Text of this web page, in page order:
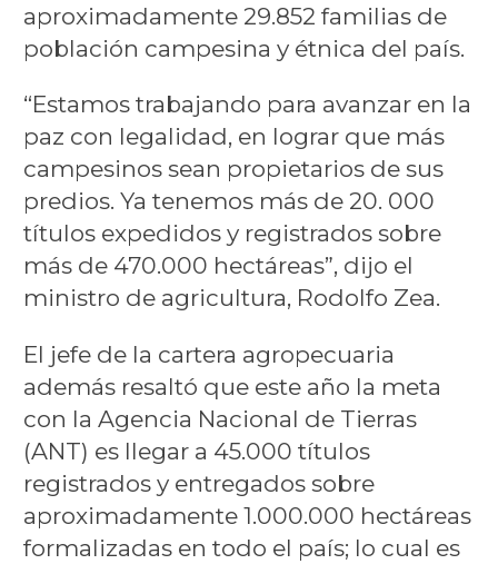
aproximadamente 29.852 familias de
población campesina y étnica del país.
“Estamos trabajando para avanzar en la
paz con legalidad, en lograr que más
campesinos sean propietarios de sus
predios. Ya tenemos más de 20. 000
títulos expedidos y registrados sobre
más de 470.000 hectáreas”, dijo el
ministro de agricultura, Rodolfo Zea.
El jefe de la cartera agropecuaria
además resaltó que este año la meta
con la Agencia Nacional de Tierras
(ANT) es llegar a 45.000 títulos
registrados y entregados sobre
aproximadamente 1.000.000 hectáreas
formalizadas en todo el país; lo cual es